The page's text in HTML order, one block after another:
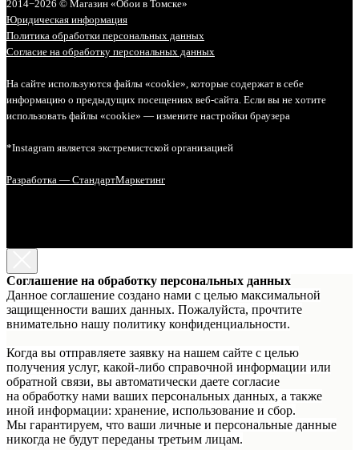
2014−2026 © Магазин «Обои в Томске»
Юридическая информация
Политика обработки персональных данных
Согласие на обработку персональных данных
На сайте используются файлы «cookie», которые содержат в себе
информацию о предыдущих посещениях веб-сайта. Если вы не хотите
использовать файлы «cookie» — измените настройки браузера
*Instagram является экстремистской организацией
Разработка — СтандартМаркетинг
Соглашение на обработку персональных данных
Данное соглашение создано нами с целью максимальной
защищенности ваших данных. Пожалуйста, прочтите
внимательно нашу политику конфиденциальности.
Когда вы отправляете заявку на нашем сайте с целью
получения услуг, какой-либо справочной информации или
обратной связи, вы автоматически даете согласие
на обработку нами ваших персональных данных, а также
иной информации: хранение, использование и сбор.
Мы гарантируем, что ваши личные и персональные данные
никогда не будут переданы третьим лицам.